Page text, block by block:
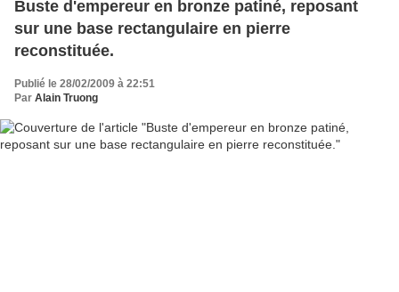
Buste d'empereur en bronze patiné, reposant
sur une base rectangulaire en pierre
reconstituée.
Publié le 28/02/2009 à 22:51
Par Alain Truong